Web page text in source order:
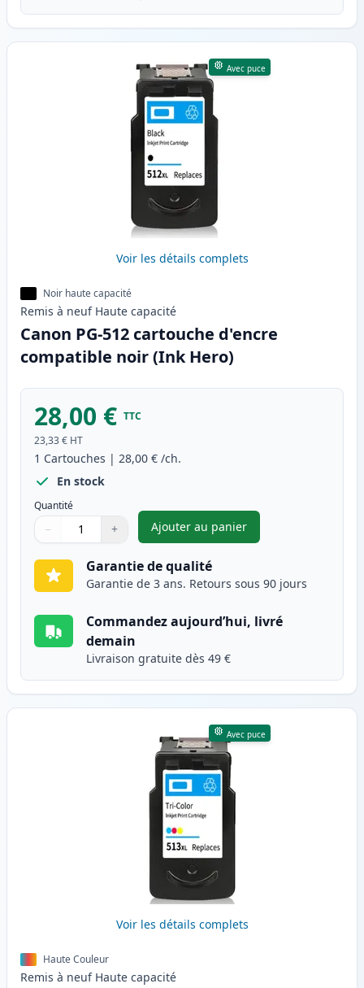
Avec puce
Voir les détails complets
Noir haute capacité
Remis à neuf Haute capacité
Canon PG-512 cartouche d'encre
compatible noir (Ink Hero)
28,00 € TTC
23,33 € HT
1 Cartouches | 28,00 € /ch.
En stock
Quantité
Quantité
Utilisez les boutons pour ajuster
− +
Quantité
Ajouter au panier
,Canon PG-512 cartouche
Garantie de qualité
Garantie de 3 ans. Retours sous 90 jours
Commandez aujourd’hui, livré
demain
Livraison gratuite dès 49 €
Avec puce
Voir les détails complets
Haute Couleur
Remis à neuf Haute capacité